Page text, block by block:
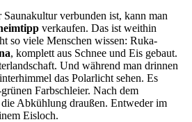
verbunden ist, kann man
verkaufen. Das ist weithin
so viele Menschen wissen: Ruka-
, komplett aus Schnee und Eis gebaut.
Und während man drinnen
das Polarlicht sehen. Es
Farbschleier. Nach dem
Abkühlung draußen. Entweder im
Eisloch.